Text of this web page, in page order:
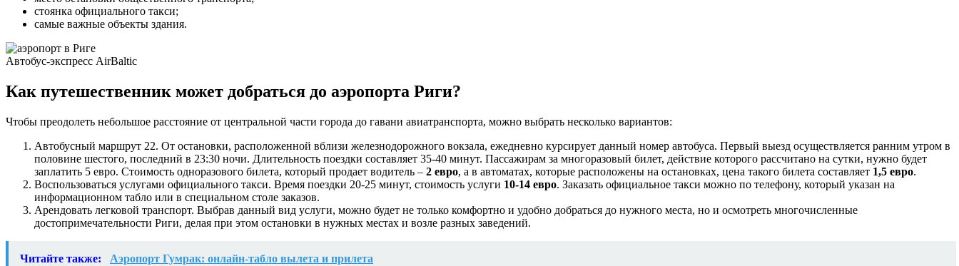
стоянка официального такси;
самые важные объекты здания.
Автобус-экспресс AirBaltic
Как путешественник может добраться до аэропорта Риги?
Чтобы преодолеть небольшое расстояние от центральной части города до гавани авиатранспорта, можно выбрать несколько вариантов:
Автобусный маршрут 22. От остановки, расположенной вблизи железнодорожного вокзала, ежедневно курсирует данный номер автобуса. Первый выезд осуществляется ранним утром в
половине шестого, последний в 23:30 ночи. Длительность поездки составляет 35-40 минут. Пассажирам за многоразовый билет, действие которого рассчитано на сутки, нужно будет
заплатить 5 евро. Стоимость одноразового билета, который продает водитель – 2 евро, а в автоматах, которые расположены на остановках, цена такого билета составляет 1,5 евро.
Воспользоваться услугами официального такси. Время поездки 20-25 минут, стоимость услуги 10-14 евро. Заказать официальное такси можно по телефону, который указан на
информационном табло или в специальном столе заказов.
Арендовать легковой транспорт. Выбрав данный вид услуги, можно будет не только комфортно и удобно добраться до нужного места, но и осмотреть многочисленные
достопримечательности Риги, делая при этом остановки в нужных местах и возле разных заведений.
Читайте также: Аэропорт Гумрак: онлайн-табло вылета и прилета